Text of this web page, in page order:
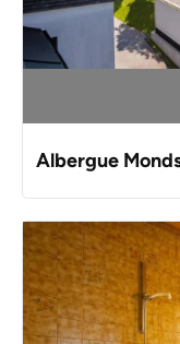
Albergue